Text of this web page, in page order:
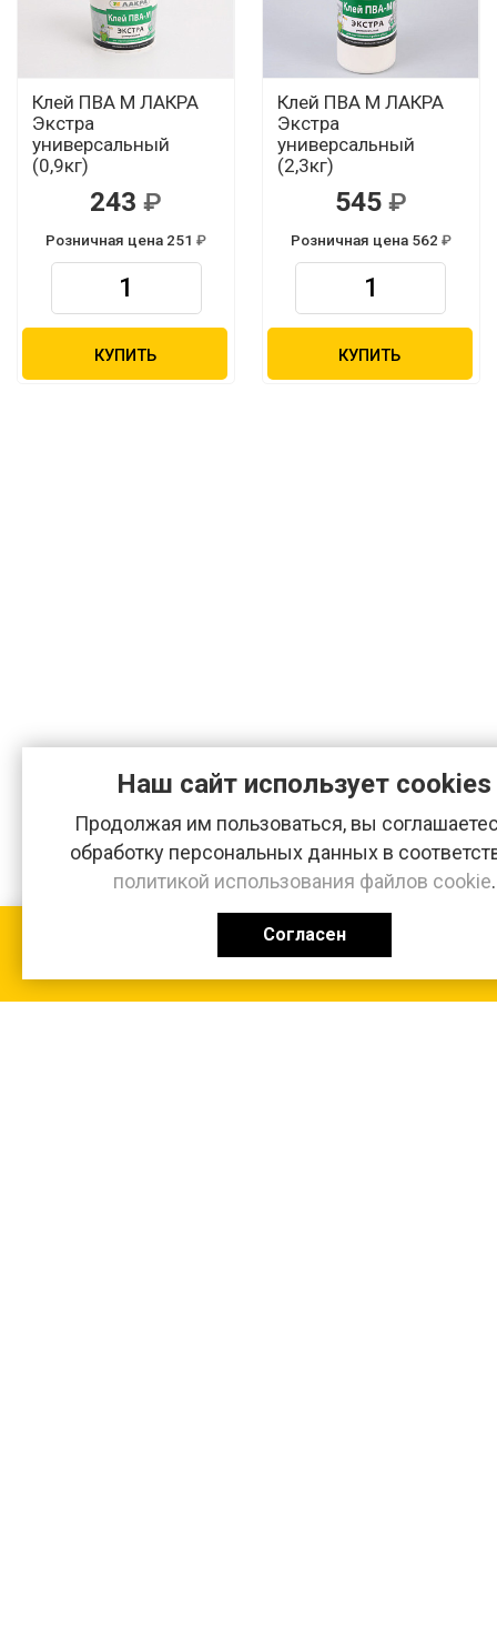
Клей ПВА М ЛАКРА
Экстра
универсальный
(0,9кг)
243
Розничная цена 251
КУПИТЬ
Клей ПВА М ЛАКРА
Экстра
универсальный
(2,3кг)
545
Розничная цена 562
КУПИТЬ
Наш сайт использует cookies
Продолжая им пользоваться, вы
обработку персональных данных в
политикой использования файлов cookie.
Согласен